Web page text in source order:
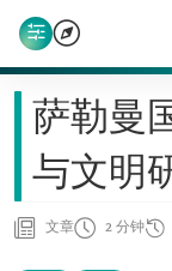
萨勒曼
与文明
文章 2 分钟